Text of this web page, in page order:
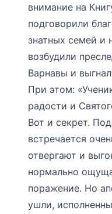
внимание на
подговорили
знатных семей и
возбудили
Варнавы и
При этом:
радости и
Вот и секрет.
встречается
отвергают и
нормально
поражение. Но
ушли,